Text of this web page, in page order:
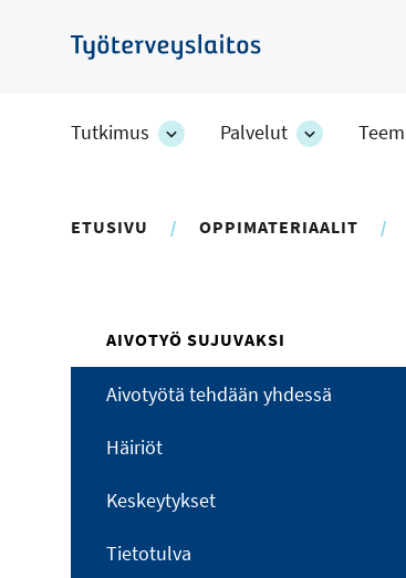
pääsisältöön
Työterveyslaitos
Tutkimus
TutkimusPalvelut
Palvelut
ETUSIVU OPPIMATERIAALIT
AIVOTYÖ SUJUVAKSI
Aivotyötä tehdään yhdessä
Häiriöt
Keskeytykset
Tietotulva